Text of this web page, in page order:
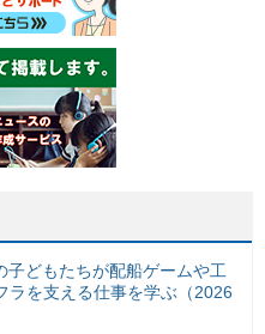
どもたちが配船ゲームや工
ラを支える仕事を学ぶ（2026